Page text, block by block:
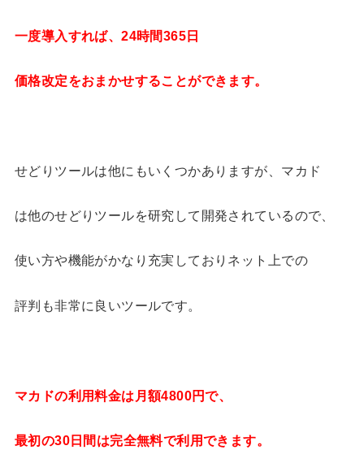
一度導入すれば、24時間365日
価格改定をおまかせすることができます。
せどりツールは他にもいくつかありますが、マカド
は他のせどりツールを研究して開発されているので、
使い方や機能がかなり充実しておりネット上での
評判も非常に良いツールです。
マカドの利用料金は月額4800円で、
最初の30日間は完全無料で利用できます。